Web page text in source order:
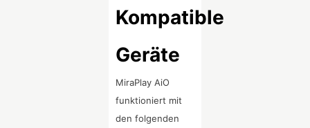
Kompatible
Geräte
MiraPlay AiO
funktioniert mit
den folgenden